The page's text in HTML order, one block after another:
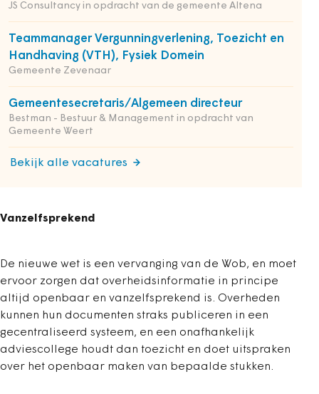
JS Consultancy in opdracht van de gemeente Altena
Teammanager Vergunningverlening, Toezicht en
Handhaving (VTH), Fysiek Domein
Gemeente Zevenaar
Gemeentesecretaris/Algemeen directeur
Bestman - Bestuur & Management in opdracht van
Gemeente Weert
Bekijk alle vacatures
Vanzelfsprekend
De nieuwe wet is een vervanging van de Wob, en moet
ervoor zorgen dat overheidsinformatie in principe
altijd openbaar en vanzelfsprekend is. Overheden
kunnen hun documenten straks publiceren in een
gecentraliseerd systeem, en een onafhankelijk
adviescollege houdt dan toezicht en doet uitspraken
over het openbaar maken van bepaalde stukken.